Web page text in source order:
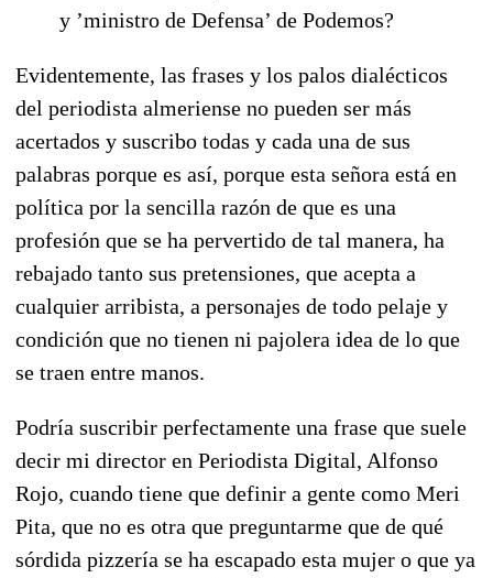
y ’ministro de Defensa’ de Podemos?
Evidentemente, las frases y los palos dialécticos
del periodista almeriense no pueden ser más
acertados y suscribo todas y cada una de sus
palabras porque es así, porque esta señora está en
política por la sencilla razón de que es una
profesión que se ha pervertido de tal manera, ha
rebajado tanto sus pretensiones, que acepta a
cualquier arribista, a personajes de todo pelaje y
condición que no tienen ni pajolera idea de lo que
se traen entre manos.
Podría suscribir perfectamente una frase que suele
decir mi director en Periodista Digital, Alfonso
Rojo, cuando tiene que definir a gente como Meri
Pita, que no es otra que preguntarme que de qué
sórdida pizzería se ha escapado esta mujer o que ya